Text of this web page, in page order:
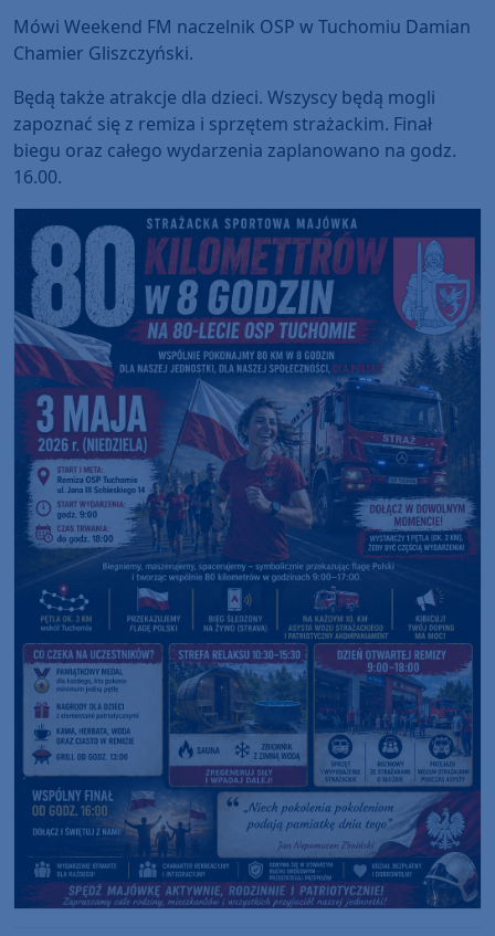
Mówi Weekend FM naczelnik OSP w Tuchomiu Damian
Chamier Gliszczyński.
Będą także atrakcje dla dzieci. Wszyscy będą mogli
zapoznać się z remiza i sprzętem strażackim. Finał
biegu oraz całego wydarzenia zaplanowano na godz.
16.00.